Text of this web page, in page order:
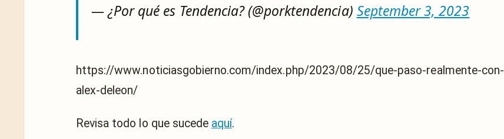
— ¿Por qué es Tendencia? (@porktendencia) September 3, 2023
https://www.noticiasgobierno.com/index.php/2023/08/25/que-paso-realmente-con-
alex-deleon/
Revisa todo lo que sucede aquí.